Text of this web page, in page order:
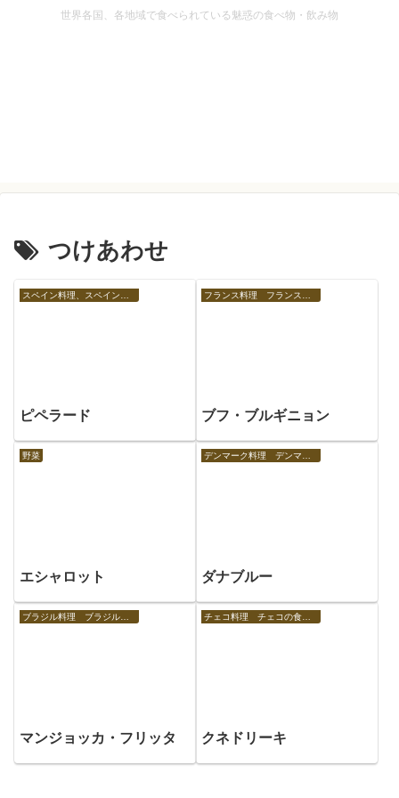
世界各国、各地域で食べられている魅惑の食べ物・飲み物
つけあわせ
ピペラード ブフ・ブルギニョン
野菜
エシャロット
デンマーク料理 デンマークの食べ物
ダナブルー
マンジョッカ・フリッタ クネドリーキ